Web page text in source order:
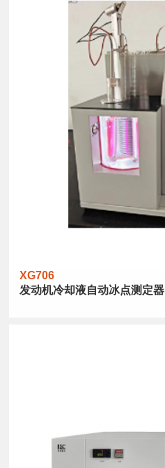
XG706
发动机冷却液自动冰点测定器